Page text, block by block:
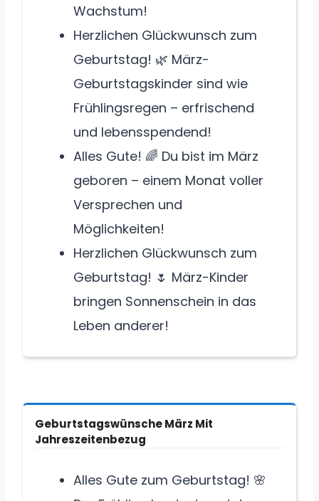
Wachstum!
Herzlichen Glückwunsch zum
Geburtstag! 🌿 März-
Geburtstagskinder sind wie
Frühlingsregen – erfrischend
und lebensspendend!
Alles Gute! 🌈 Du bist im März
geboren – einem Monat voller
Versprechen und
Möglichkeiten!
Herzlichen Glückwunsch zum
Geburtstag! 🌷 März-Kinder
bringen Sonnenschein in das
Leben anderer!
Geburtstagswünsche März Mit
Jahreszeitenbezug
Alles Gute zum Geburtstag! 🌸